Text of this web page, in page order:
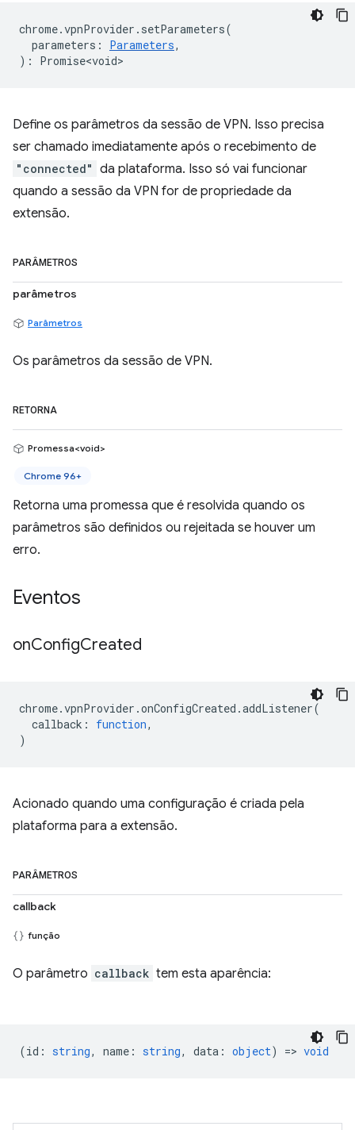
chrome.vpnProvider . setParameters(
parameters : Parameters,
) : Promise<void>
Define os parâmetros da sessão de VPN. Isso precisa
ser chamado imediatamente após o recebimento de
"connected" da plataforma. Isso só vai funcionar
quando a sessão da VPN for de propriedade da
extensão.
PARÂMETROS
parâmetros
Parâmetros
Os parâmetros da sessão de VPN.
RETORNA
Promessa<void>
Chrome 96+
Retorna uma promessa que é resolvida quando os
parâmetros são definidos ou rejeitada se houver um
erro.
Eventos
onConfigCreated
chrome.vpnProvider .onConfigCreated .addListener(
callback : function,
)
Acionado quando uma configuração é criada pela
plataforma para a extensão.
PARÂMETROS
callback
função
O parâmetro callback tem esta aparência:
(id : string, name : string, data : object) => void